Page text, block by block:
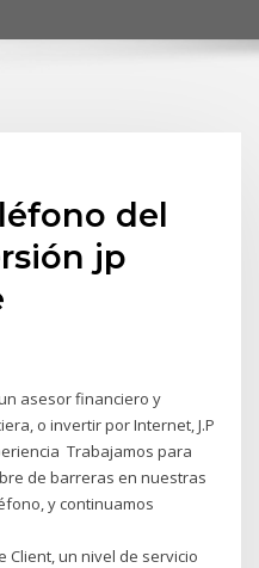
del
jp
asesor financiero y
o invertir por Internet, J.P
Trabajamos para
de barreras en nuestras
y continuamos
Client, un nivel de servicio